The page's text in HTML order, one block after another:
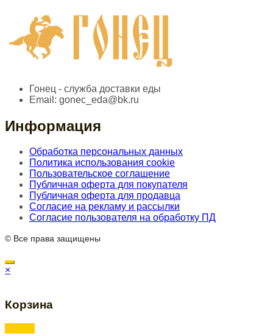
Гонец - служба доставки еды
Email: gonec_eda@bk.ru
Информация
Обработка персональных данных
Политика использования cookie
Пользовательское соглашение
Публичная оферта для покупателя
Публичная оферта для продавца
Согласие на рекламу и рассылки
Согласие пользователя на обработку ПД
© Все права защищены
×
Корзина